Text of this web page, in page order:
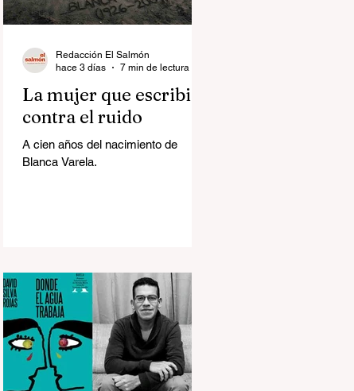
La mujer que escribió
contra el ruido
A cien años del nacimiento de
Blanca Varela.
Redacción El Salmón
hace 3 días
7 min de lectura